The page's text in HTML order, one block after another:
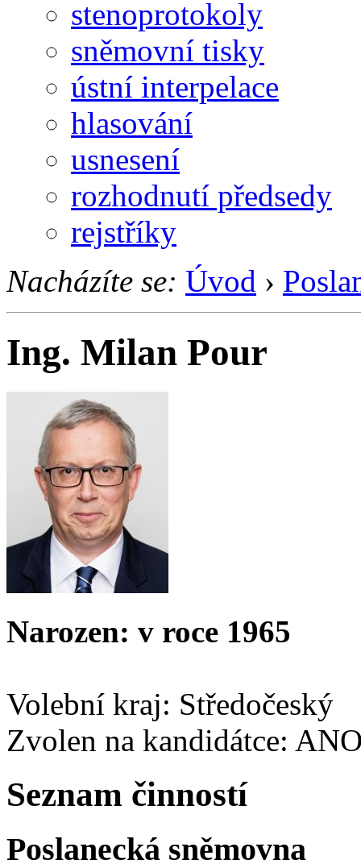
stenoprotokoly
sněmovní tisky
ústní interpelace
hlasování
usnesení
rozhodnutí předsedy
rejstříky
Nacházíte se: Úvod ›
Ing. Milan Pour
Narozen: v roce 1965
Volební kraj: Středočeský
Zvolen na kandidátce:
Seznam činností
Poslanecká sněmovna